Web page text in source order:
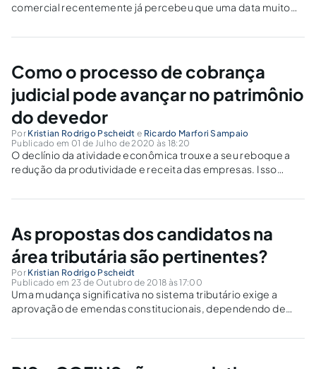
comercial recentemente já percebeu que uma data muito
outubro. Apesar de se constituir como um feriado santo, a
Como o processo de cobrança
judicial pode avançar no patrimônio
do devedor
Por Kristian Rodrigo Pscheidt e Ricardo Marfori Sampaio
Publicado em 01 de Julho de 2020 às 18:20
O declínio da atividade econômica trouxe a seu reboque a
redução da produtividade e receita das empresas. Isso
despesas. Estimativas do Banco Central indicam que 29% da
As propostas dos candidatos na
área tributária são pertinentes?
Por Kristian Rodrigo Pscheidt
Publicado em 23 de Outubro de 2018 às 17:00
Uma mudança significativa no sistema tributário exige a
aprovação de emendas constitucionais, dependendo de
senadores e 343 deputados federais.